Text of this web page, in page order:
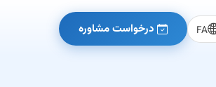
FA درخواست مشاوره